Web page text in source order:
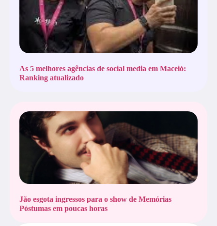
As 5 melhores agências de social media em Maceió:
Ranking atualizado
Jão esgota ingressos para o show de Memórias
Póstumas em poucas horas